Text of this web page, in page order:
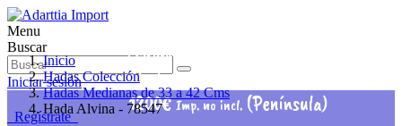
Menu
Buscar
Iniciar sesión
Regístrate
Pedido mínimo 60€
Portes pagados a partir de
1200€Imp. no incl. (Península)
Inicio
Hadas Colección
Hadas Medianas de 33 a 42 Cms
Hada Alvina - 78547